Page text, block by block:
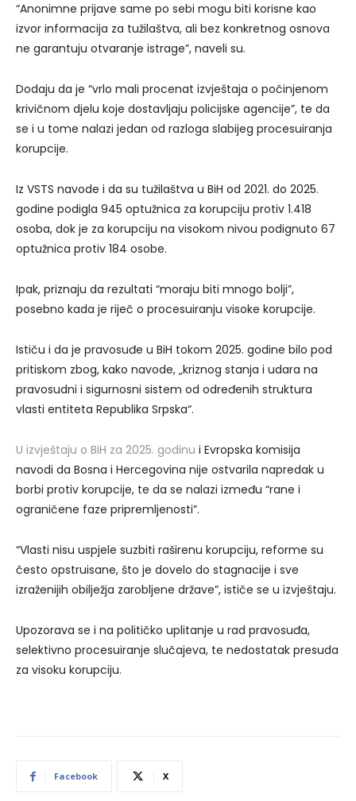
“Anonimne prijave same po sebi mogu biti korisne kao
izvor informacija za tužilaštva, ali bez konkretnog osnova
ne garantuju otvaranje istrage”, naveli su.
Dodaju da je “vrlo mali procenat izvještaja o počinjenom
krivičnom djelu koje dostavljaju policijske agencije”, te da
se i u tome nalazi jedan od razloga slabijeg procesuiranja
korupcije.
Iz VSTS navode i da su tužilaštva u BiH od 2021. do 2025.
godine podigla 945 optužnica za korupciju protiv 1.418
osoba, dok je za korupciju na visokom nivou podignuto 67
optužnica protiv 184 osobe.
Ipak, priznaju da rezultati “moraju biti mnogo bolji”,
posebno kada je riječ o procesuiranju visoke korupcije.
Ističu i da je pravosuđe u BiH tokom 2025. godine bilo pod
pritiskom zbog, kako navode, „kriznog stanja i udara na
pravosudni i sigurnosni sistem od određenih struktura
vlasti entiteta Republika Srpska“.
U izvještaju o BiH za 2025. godinu i Evropska komisija
navodi da Bosna i Hercegovina nije ostvarila napredak u
borbi protiv korupcije, te da se nalazi između “rane i
ograničene faze pripremljenosti”.
“Vlasti nisu uspjele suzbiti raširenu korupciju, reforme su
često opstruisane, što je dovelo do stagnacije i sve
izraženijih obilježja zarobljene države”, ističe se u izvještaju.
Upozorava se i na političko uplitanje u rad pravosuđa,
selektivno procesuiranje slučajeva, te nedostatak presuda
za visoku korupciju.
Facebook X